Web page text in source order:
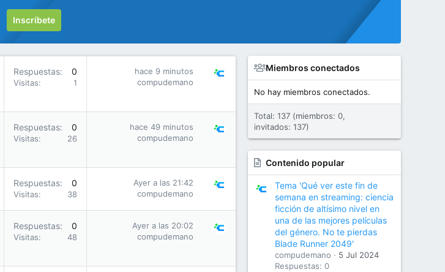
Inscríbete
Respuestas 0
Visitas 1
hace 9 minutos
compudemano
Respuestas 0
Visitas 26
hace 49 minutos
compudemano
Respuestas 0
Visitas 38
Ayer a las 21:42
compudemano
Respuestas 0
Visitas 48
Ayer a las 20:02
compudemano
Miembros conectados
No hay miembros conectados.
Total: 137 (miembros: 0,
invitados: 137)
Contenido popular
Tema 'Qué ver este fin de
semana en streaming: ciencia
ficción de altísimo nivel en
una de las mejores películas
del género. No te pierdas
Blade Runner 2049'
compudemano
5 Jul 2024
Respuestas: 0